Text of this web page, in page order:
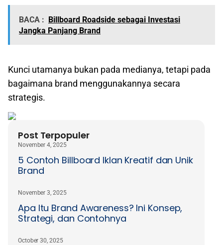
BACA :
Billboard Roadside sebagai Investasi
Jangka Panjang Brand
Kunci utamanya bukan pada medianya, tetapi pada
bagaimana brand menggunakannya secara
strategis.
Post Terpopuler
5 Contoh Billboard Iklan Kreatif dan Unik
Brand
November 4, 2025
Apa Itu Brand Awareness? Ini Konsep,
Strategi, dan Contohnya
November 3, 2025
October 30, 2025